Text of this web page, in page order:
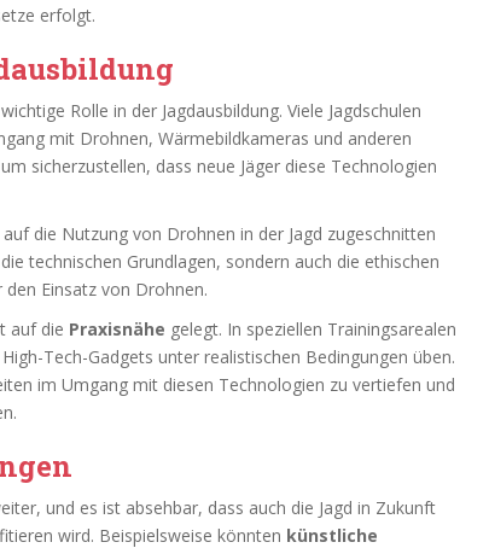
erfolgt.
Rolle in der Jagdausbildung. Viele Jagdschulen
mit Drohnen, Wärmebildkameras und anderen
sicherzustellen, dass neue Jäger diese Technologien
die Nutzung von Drohnen in der Jagd zugeschnitten
technischen Grundlagen, sondern auch die ethischen
Einsatz von Drohnen.
auf die Praxisnähe gelegt. In speziellen Trainingsarealen
Tech-Gadgets unter realistischen Bedingungen üben.
im Umgang mit diesen Technologien zu vertiefen und
und es ist absehbar, dass auch die Jagd in Zukunft
wird. Beispielsweise könnten künstliche